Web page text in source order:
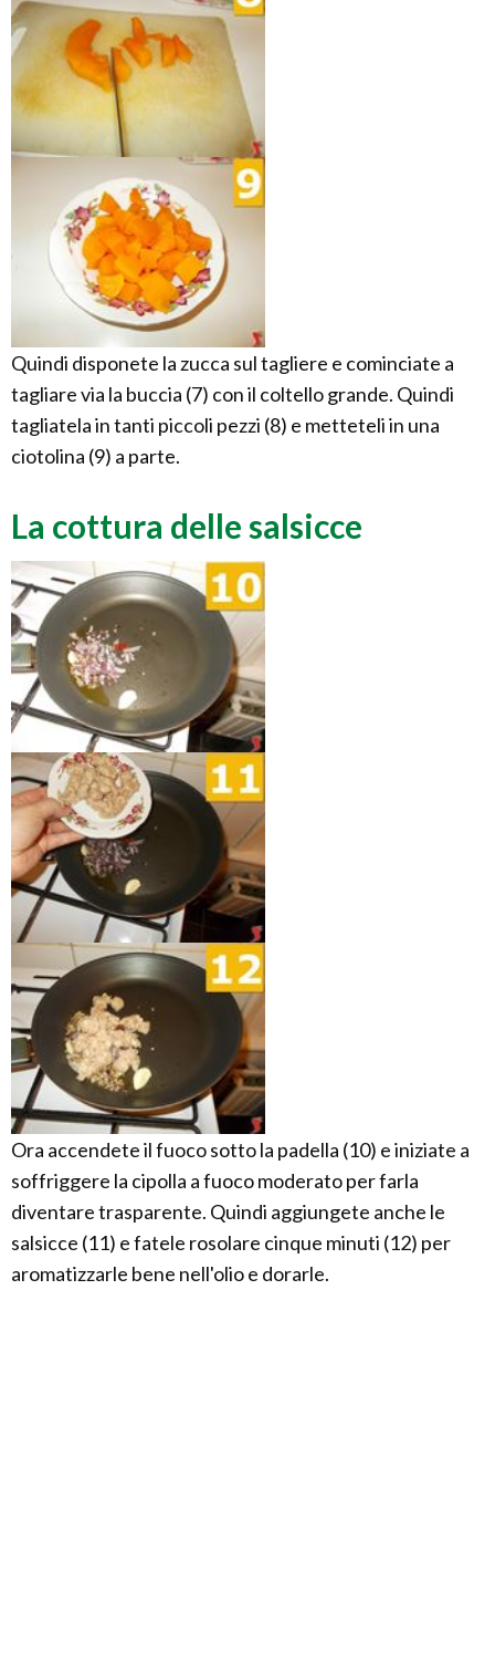
Quindi disponete la zucca sul tagliere e cominciate a
tagliare via la buccia (7) con il coltello grande. Quindi
tagliatela in tanti piccoli pezzi (8) e metteteli in una
ciotolina (9) a parte.
La cottura delle salsicce
Ora accendete il fuoco sotto la padella (10) e iniziate a
soffriggere la cipolla a fuoco moderato per farla
diventare trasparente. Quindi aggiungete anche le
salsicce (11) e fatele rosolare cinque minuti (12) per
aromatizzarle bene nell'olio e dorarle.